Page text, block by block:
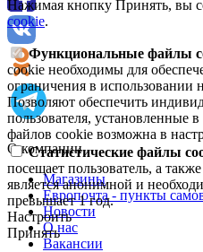
Нажимая кнопку Принять, вы
cookie.
Функциональные файлы
cookie необходимы для
ограничения в использовании
Позволяют обеспечить
пользователя, установленные
файлов cookie возможна в
Статистические файлы
посещает пользователь, а
является анонимной и
превышает 1 год.
Настроить
Принять
О компании
Магазины
Европочта - пункты
Новости
О нас
Вакансии